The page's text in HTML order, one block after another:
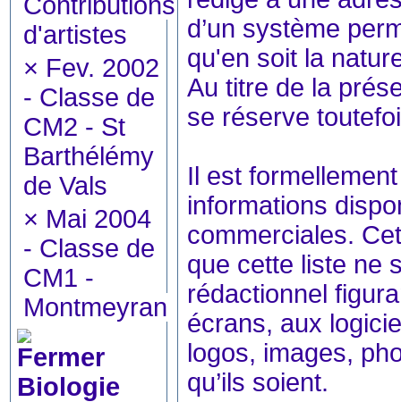
d'artistes
× Fev. 2002
- Classe de
CM2 - St
Barthélémy
de Vals
× Mai 2004
- Classe de
CM1 -
Montmeyran
Biologie
d’un système
qu'en soit la
Au titre de la
se réserve
Il est
informations
commerciales.
que cette liste ne
rédactionnel
écrans, aux
logos, images,
qu’ils soient.